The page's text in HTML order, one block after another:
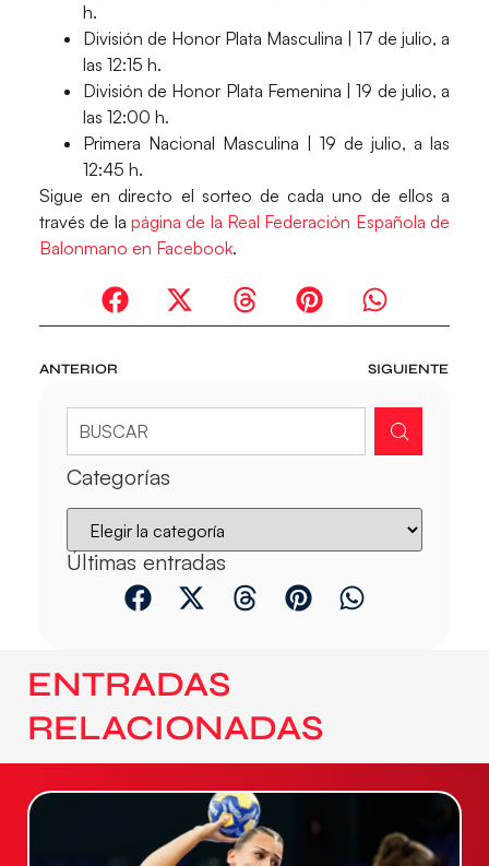
h.
División de Honor Plata Masculina | 17 de julio, a
las 12:15 h.
División de Honor Plata Femenina | 19 de julio, a
las 12:00 h.
Primera Nacional Masculina | 19 de julio, a las
12:45 h.
Sigue en directo el sorteo de cada uno de ellos a
través de la página de la Real Federación Española de
Balonmano en Facebook.
ANTERIOR SIGUIENTE
Categorías
Últimas entradas
ENTRADAS
RELACIONADAS